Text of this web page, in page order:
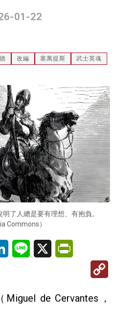
01-22
改編 塞萬提斯
武士英魂
了人總是要有理想、有抱負。
Commons）
LinkedInLine X
de Cervantes，